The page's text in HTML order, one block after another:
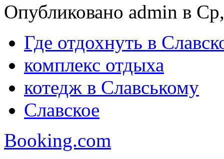
Опубликовано admin в
Где отдохнуть в
комплекс отдыха
котедж в Славському
Славское
Booking.com